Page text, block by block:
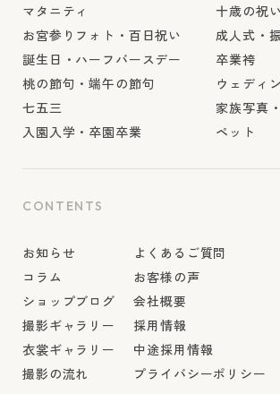
マタニティ
お宮参りフォト・百日祝い
誕生日・ハーフバースデー
桃の節句・端午の節句
七五三
入園入学・卒園卒業
十歳の祝
成人式・
卒業袴
ウェディ
家族写真
ペット
CONTENTS
お知らせ
コラム
ショップブログ
撮影ギャラリー
衣裳ギャラリー
撮影の流れ
よくあるご質問
お客様の声
会社概要
採用情報
中途採用情報
プライバシーポリシー